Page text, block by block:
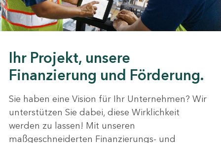
Ihr Projekt, unsere
Finanzierung und Förderung.
Sie haben eine Vision für Ihr Unternehmen? Wir
unterstützen Sie dabei, diese Wirklichkeit
werden zu lassen! Mit unseren
maßgeschneiderten Finanzierungs- und